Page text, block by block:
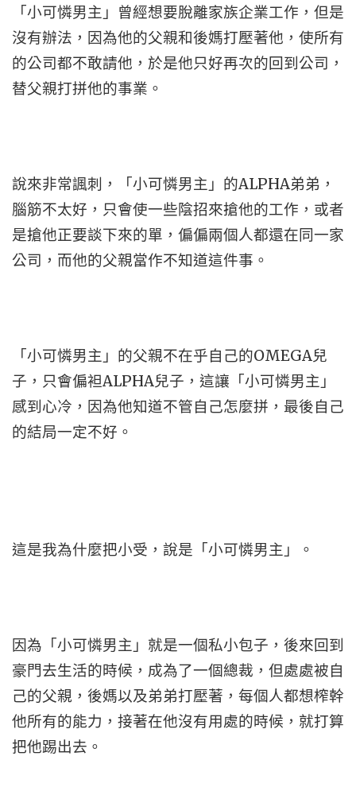
「小可憐男主」曾經想要脫離家族企業工作，但是
沒有辦法，因為他的父親和後媽打壓著他，使所有
的公司都不敢請他，於是他只好再次的回到公司，
替父親打拼他的事業。
說來非常諷刺，「小可憐男主」的ALPHA弟弟，
腦筋不太好，只會使一些陰招來搶他的工作，或者
是搶他正要談下來的單，偏偏兩個人都還在同一家
公司，而他的父親當作不知道這件事。
「小可憐男主」的父親不在乎自己的OMEGA兒
子，只會偏袒ALPHA兒子，這讓「小可憐男主」
感到心冷，因為他知道不管自己怎麼拼，最後自己
的結局一定不好。
這是我為什麼把小受，說是「小可憐男主」。
因為「小可憐男主」就是一個私小包子，後來回到
豪門去生活的時候，成為了一個總裁，但處處被自
己的父親，後媽以及弟弟打壓著，每個人都想榨幹
他所有的能力，接著在他沒有用處的時候，就打算
把他踢出去。